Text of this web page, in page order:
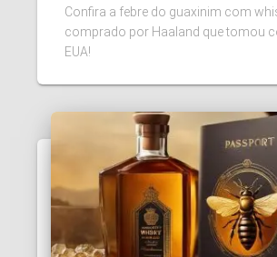
Confira a febre do guaxinim com
comprado por Haaland que tomou
EUA!